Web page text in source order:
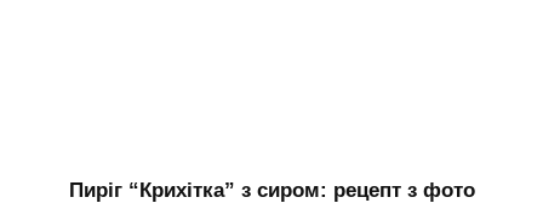
Пиріг “Крихітка” з сиром: рецепт з фото